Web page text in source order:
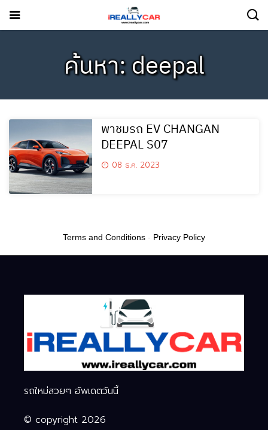
ค้นหา: deepal
พาชมรถ EV CHANGAN
DEEPAL S07
08 ธ.ค. 2023
Terms and Conditions - Privacy Policy
รถใหม่สวยๆ อัพเดตวันนี้
© copyright 2026